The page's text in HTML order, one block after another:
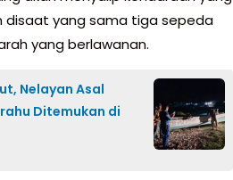
disaat yang sama tiga sepeda
yang berlawanan.
Nelayan Asal
Ditemukan di